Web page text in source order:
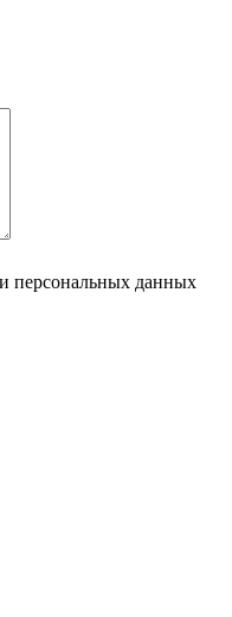
персональных данных